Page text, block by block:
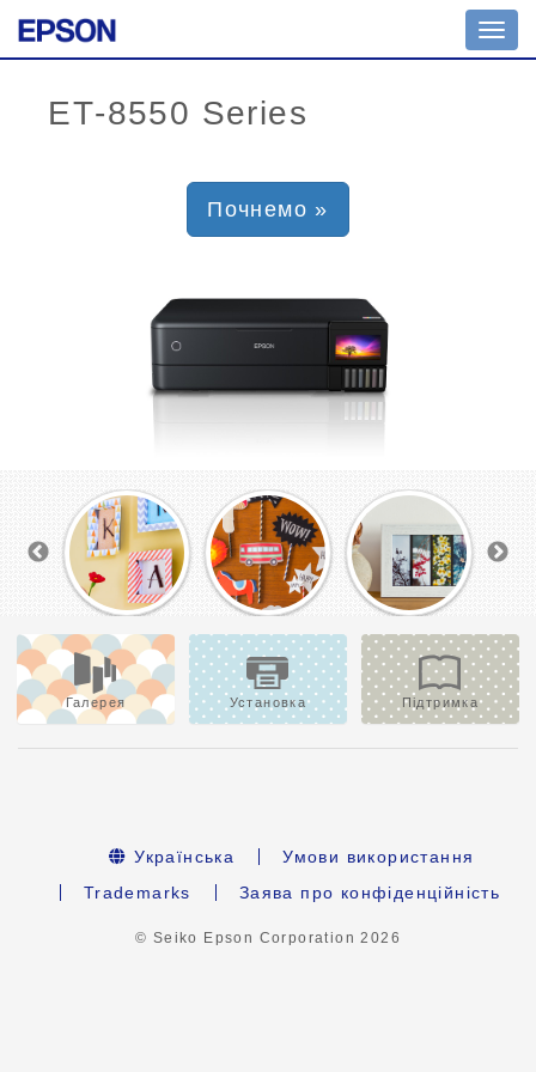
Почнемо »
Галерея Установка Підтримка
Українська
Умови використання
Trademarks
Заява про конфіденційність
© Seiko Epson Corporation2026